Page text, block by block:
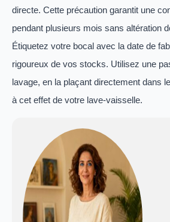
directe. Cette précaution garantit une
pendant plusieurs mois sans altération
Étiquetez votre bocal avec la date de
rigoureux de vos stocks. Utilisez une
lavage, en la plaçant directement dans
à cet effet de votre lave-vaisselle.